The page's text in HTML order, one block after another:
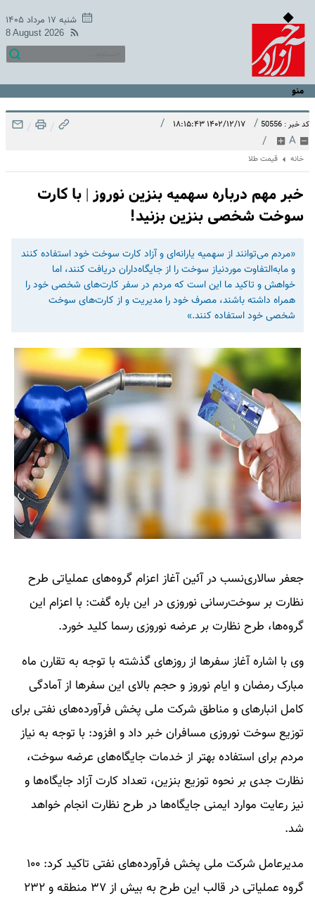
شنبه ۱۷ مرداد ۱۴۰۵
8 August 2026
منو
کد خبر : 50556 / ۱۴۰۲/۱۲/۱۷ ۱۸:۱۵:۴۳ /
A
/
/
/
خانه قیمت طلا
خبر مهم درباره سهمیه بنزین نوروز | با کارت
سوخت شخصی بنزین بزنید!
«مردم می‌توانند از سهمیه یارانه‌ای و آزاد کارت سوخت خود استفاده کنند
و مابه‌التفاوت موردنیاز سوخت را از جایگاه‌داران دریافت کنند، اما
خواهش و تاکید ما این است که مردم در سفر کارت‌های شخصی خود را
همراه داشته باشند، مصرف خود را مدیریت و از کارت‌های سوخت
شخصی خود استفاده کنند.»
جعفر سالاری‌نسب در آئین آغاز اعزام گروه‌های عملیاتی طرح
نظارت بر سوخت‌رسانی نوروزی در این باره گفت: با اعزام این
گروه‌ها، طرح نظارت بر عرضه نوروزی رسما کلید خورد.
وی با اشاره آغاز سفرها از روزهای گذشته با توجه به تقارن ماه
مبارک رمضان و ایام نوروز و حجم بالای این سفرها از آمادگی
کامل انبارهای و مناطق شرکت ملی پخش فرآورده‌های نفتی برای
توزیع سوخت نوروزی مسافران خبر داد و افزود: با توجه به نیاز
مردم برای استفاده بهتر از خدمات جایگاه‌های عرضه سوخت،
نظارت جدی بر نحوه توزیع بنزین، تعداد کارت آزاد جایگاه‌ها و
نیز رعایت موارد ایمنی جایگاه‌ها در طرح نظارت انجام خواهد
شد.
مدیرعامل شرکت ملی پخش فرآورده‌های نفتی تاکید کرد: ۱۰۰
گروه عملیاتی در قالب این طرح به بیش از ۳۷ منطقه و ۲۳۲